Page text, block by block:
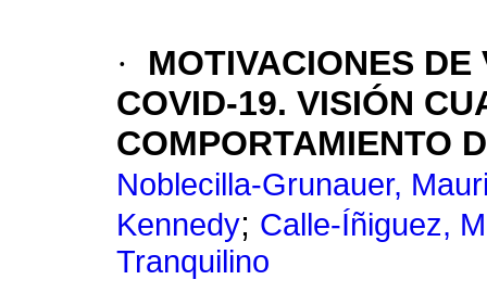
·
MOTIVACIONES
COVID-19. VISIÓN
COMPORTAMIENTO
Noblecilla-Grunauer,
Kennedy; Calle-Íñiguez,
Tranquilino